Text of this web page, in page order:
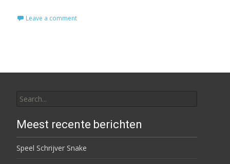
Leave a comment
Meest recente berichten
Speel Schrijver Snake